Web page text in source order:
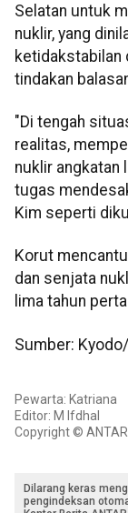
Selatan untuk
nuklir, yang
ketidakstabilan
tindakan
"Di tengah
realitas,
nuklir angkatan
tugas
Kim seperti
Korut
dan senjata
lima tahun
Sumber:
Pewarta: Katriana
Editor: M Ifdhal
Copyright ©
Dilarang keras
pengindeksan